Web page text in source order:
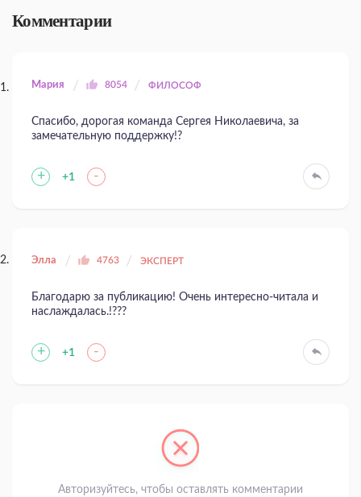
Комментарии
Мария 8054 ФИЛОСОФ
Спасибо, дорогая команда Сергея Николаевича, за
замечательную поддержку!?
+ +1 -
Элла 4763 ЭКСПЕРТ
Благодарю за публикацию! Очень интересно-читала и
наслаждалась.!???
+ +1 -
Авторизуйтесь, чтобы оставлять комментарии